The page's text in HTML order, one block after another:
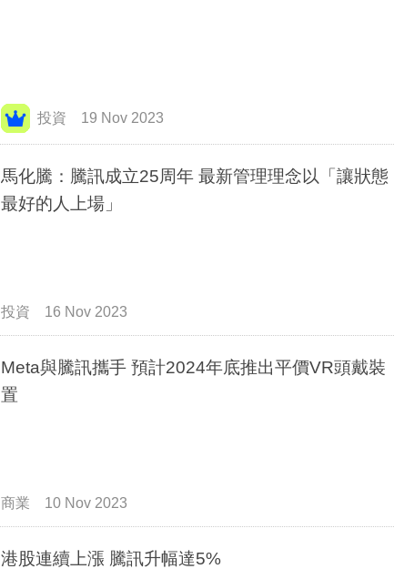
投資 19 Nov 2023
馬化騰：騰訊成立25周年 最新管理理念以「讓狀態
最好的人上場」
投資 16 Nov 2023
Meta與騰訊攜手 預計2024年底推出平價VR頭戴裝
置
商業 10 Nov 2023
港股連續上漲 騰訊升幅達5%